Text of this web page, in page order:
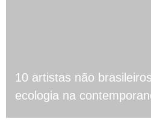
10 artistas não
ecologia na